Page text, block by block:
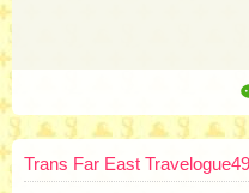
Trans Far East Travelogue49